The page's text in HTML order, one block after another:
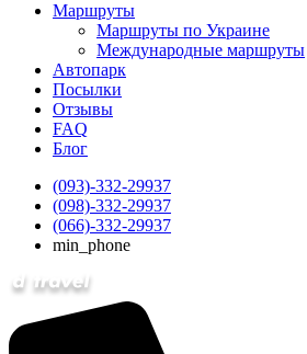
Маршруты
Маршруты по Украине
Международные маршруты
Автопарк
Посылки
Отзывы
FAQ
Блог
(093)-332-29937
(098)-332-29937
(066)-332-29937
min_phone